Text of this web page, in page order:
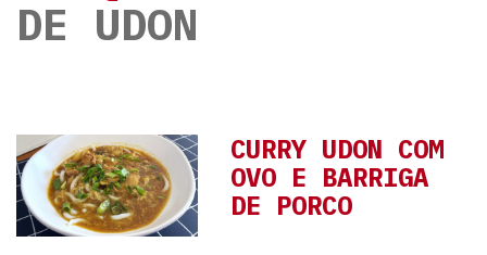
DE UDON
CURRY UDON COM
OVO E BARRIGA
DE PORCO